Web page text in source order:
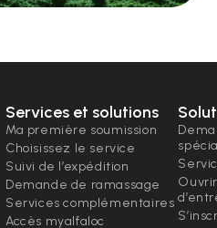
Services et solutions
Ma première soumission
Choisissez le service
Suivi de l’expédition
Demande de ramassage
Services complémentaires
Accès myalfaloc